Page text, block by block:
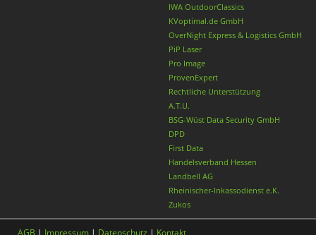
IWA OutdoorClassics
KVoptimal.de GmbH
OverNight Express & Logistics GmbH
PiP Laser
Pro Image
ProvenExpert
Rechtliche Unterstützung
A.T.U.
BSG-Wüst Data Security GmbH
DPD
First Data
Handelsverband Hessen
Landbell AG
Rheinischer-Inkassodienst e.K.
Zukos
AGB | Impressum | Datenschutz | Kontakt